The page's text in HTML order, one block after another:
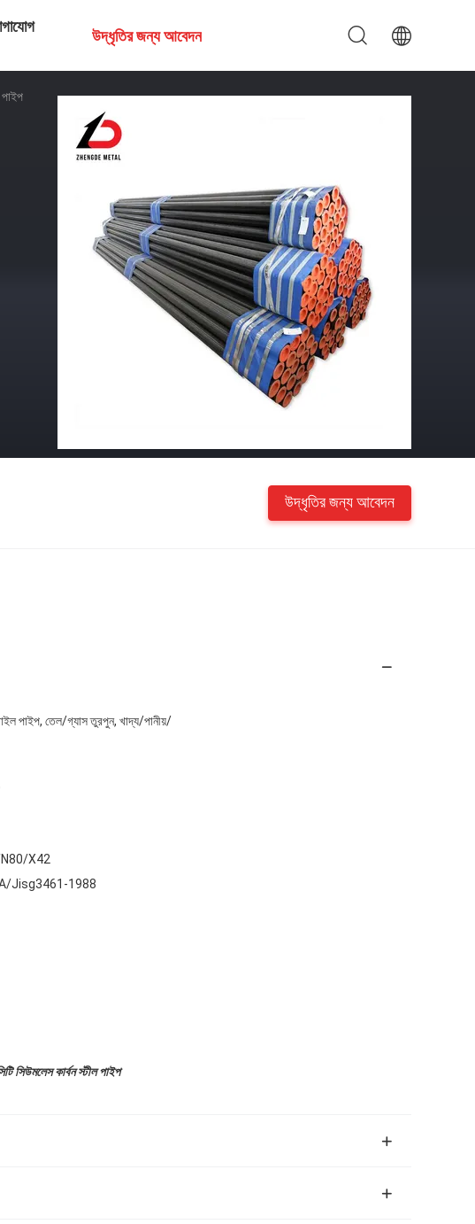
উদ্ধৃতির জন্য আবেদন
উদ্ধৃতির জন্য আবেদন
পাইপ, তেল/গ্যাস তুরপুন, খাদ্য/পানীয়/
X42
Jisg3461-1988
সিউমলেস কার্বন স্টীল পাইপ